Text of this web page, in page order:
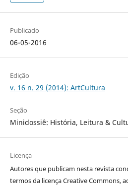
Publicado
06-05-2016
Edição
v. 16 n. 29 (2014): ArtCultura
Seção
Minidossiê: História, Leitura &
Licença
Autores que publicam nesta revista
termos da licença Creative Commons,